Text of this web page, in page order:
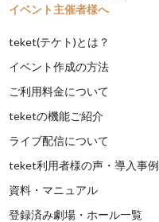
イベント主催者様へ
teket(テケト)とは？
イベント作成の方法
ご利用料金について
teketの機能ご紹介
ライブ配信について
teket利用者様の声・導入事例
資料・マニュアル
登録済み劇場・ホール一覧